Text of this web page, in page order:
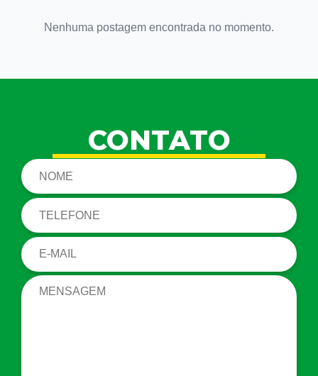
Nenhuma postagem encontrada no momento.
CONTATO